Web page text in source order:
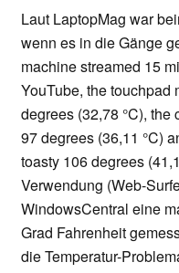
Laut LaptopMag war
wenn es in die Gänge
machine streamed 15
YouTube, the touchpad
degrees (32,78 °C), the
97 degrees (36,11 °C)
toasty 106 degrees
Verwendung (Web-
WindowsCentral eine
Grad Fahrenheit
die Temperatur-